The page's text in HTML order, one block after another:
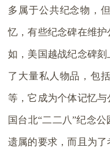
多属于公共纪念物，
忆，有些纪念碑在维
如，美国越战纪念碑
了大量私人物品，包
等，它成为个体记忆
国台北“二二八”纪念
遗属的要求，而且为